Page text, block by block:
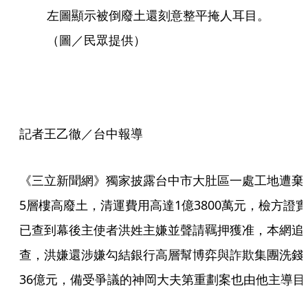
左圖顯示被倒廢土還刻意整平掩人耳目。
（圖／民眾提供）
記者王乙徹／台中報導
《三立新聞網》獨家披露台中市大肚區一處工地遭棄
5層樓高廢土，清運費用高達1億3800萬元，檢方證實
已查到幕後主使者洪姓主嫌並聲請羈押獲准，本網追
查，洪嫌還涉嫌勾結銀行高層幫博弈與詐欺集團洗錢
36億元，備受爭議的神岡大夫第重劃案也由他主導目